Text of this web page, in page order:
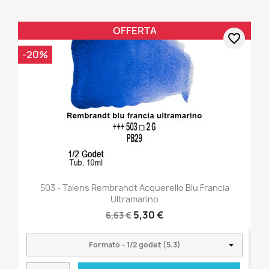
503 - Talens Rembrandt Acquerello Blu Francia
Ultramarino
6,63 € 5,30 €
OFFERTA
-20%
favorite_border